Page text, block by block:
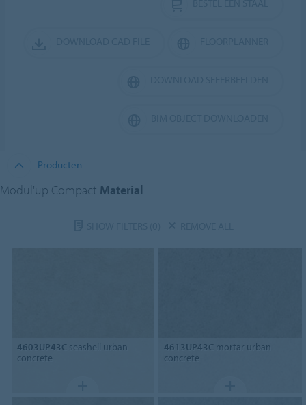
Producten
Modul'up Compact Material
4603UP43C seashell urban
concrete
4613UP43C mortar urban
concrete